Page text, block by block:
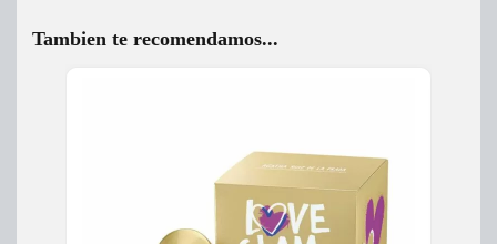
Tambien te recomendamos...